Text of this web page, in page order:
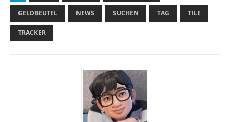
GELDBEUTEL NEWS SUCHEN TAG TILE
TRACKER